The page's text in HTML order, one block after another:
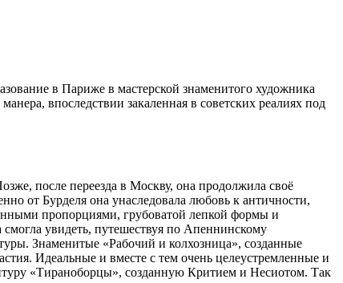
в Париже в мастерской знаменитого художника
впоследствии закаленная в советских реалиях под
после переезда в Москву, она продолжила своё
от Бурделя она унаследовала любовь к античности,
пропорциями, грубоватой лепкой формы и
увидеть, путешествуя по Апеннинскому
Знаменитые «Рабочий и колхозница», созданные
Идеальные и вместе с тем очень целеустремленные и
«Тираноборцы», созданную Критием и Несиотом. Так